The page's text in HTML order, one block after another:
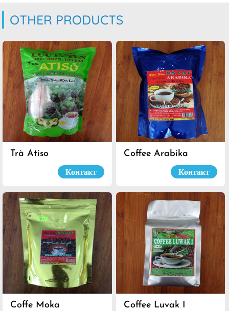
OTHER PRODUCTS
Trà Atiso
Контакт
Coffee Arabika
Контакт
Coffe Moka Coffee Luvak I